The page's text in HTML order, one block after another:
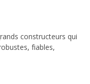
constructeurs qui
fiables,